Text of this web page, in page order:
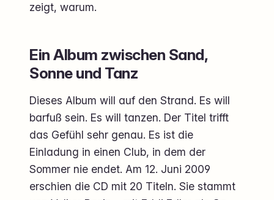
zeigt, warum.
Ein Album zwischen Sand,
Sonne und Tanz
Dieses Album will auf den Strand. Es will
barfuß sein. Es will tanzen. Der Titel trifft
das Gefühl sehr genau. Es ist die
Einladung in einen Club, in dem der
Sommer nie endet. Am 12. Juni 2009
erschien die CD mit 20 Titeln. Sie stammt